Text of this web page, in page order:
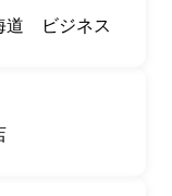
道 ビジネス